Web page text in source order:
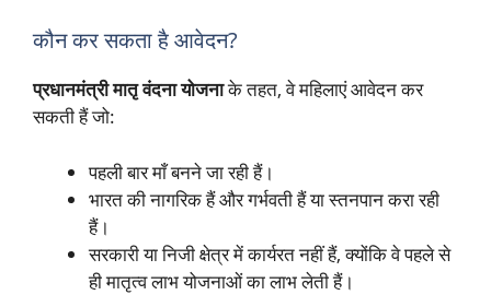
कौन कर सकता है आवेदन?
प्रधानमंत्री मातृ वंदना योजनाके तहत, वे महिलाएं आवेदन कर
सकती हैं जो:
पहली बार माँ बनने जा रही हैं।
भारत की नागरिक हैं और गर्भवती हैं या स्तनपान करा रही
हैं।
सरकारी या निजी क्षेत्र में कार्यरत नहीं हैं, क्योंकि वे पहले से
ही मातृत्व लाभ योजनाओं का लाभ लेती हैं।